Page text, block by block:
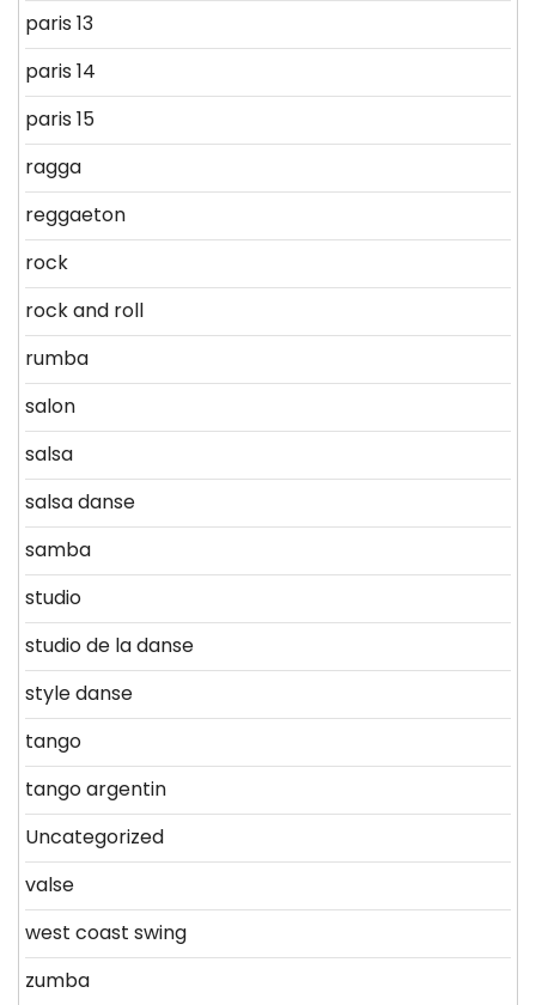
paris 13
paris 14
paris 15
ragga
reggaeton
rock
rock and roll
rumba
salon
salsa
salsa danse
samba
studio
studio de la danse
style danse
tango
tango argentin
Uncategorized
valse
west coast swing
zumba